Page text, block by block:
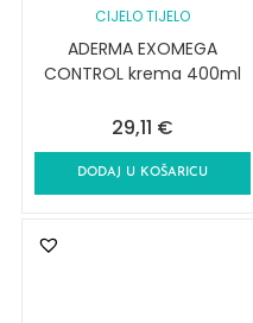
CIJELO TIJELO
ADERMA EXOMEGA
CONTROL krema 400ml
29,11 €
DODAJ U KOŠARICU